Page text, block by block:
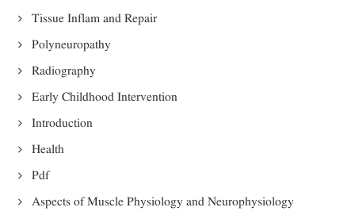
Tissue Inflam and Repair
Polyneuropathy
Radiography
Early Childhood Intervention
Introduction
Health
Pdf
Aspects of Muscle Physiology and Neurophysiology